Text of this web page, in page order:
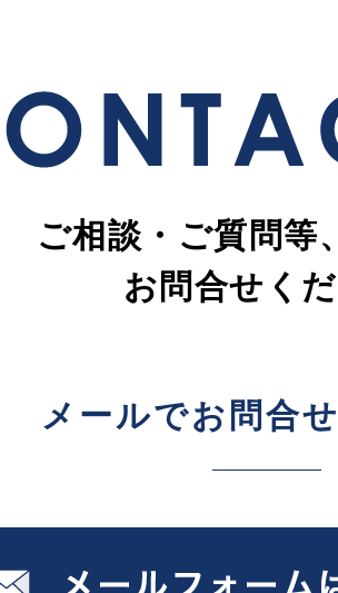
ご相談・ご質問等
お問合せく
メールでお問合